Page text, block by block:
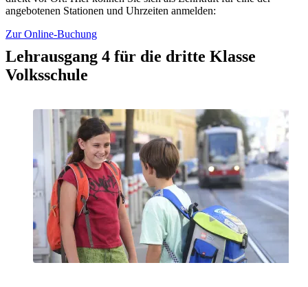
angebotenen Stationen und Uhrzeiten anmelden:
Zur Online-Buchung
Lehrausgang 4 für die dritte Klasse
Volksschule